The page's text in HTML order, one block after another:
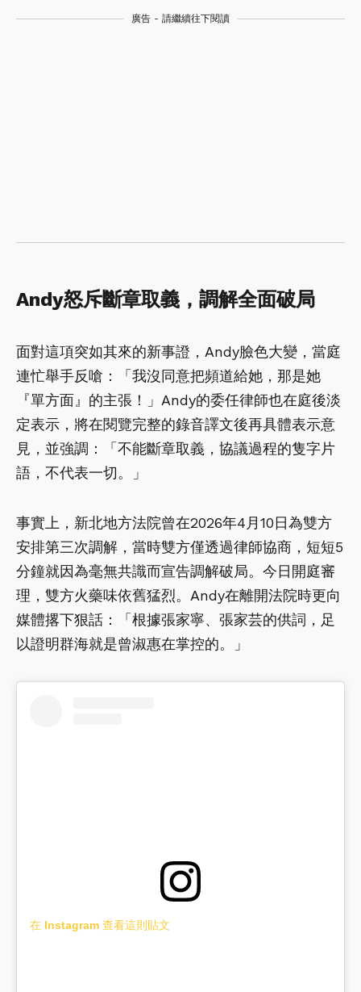
廣告 - 請繼續往下閱讀
Andy怒斥斷章取義，調解全面破局
面對這項突如其來的新事證，Andy臉色大變，當庭
連忙舉手反嗆：「我沒同意把頻道給她，那是她
『單方面』的主張！」Andy的委任律師也在庭後淡
定表示，將在閱覽完整的錄音譯文後再具體表示意
見，並強調：「不能斷章取義，協議過程的隻字片
語，不代表一切。」
事實上，新北地方法院曾在2026年4月10日為雙方
安排第三次調解，當時雙方僅透過律師協商，短短5
分鐘就因為毫無共識而宣告調解破局。今日開庭審
理，雙方火藥味依舊猛烈。Andy在離開法院時更向
媒體撂下狠話：「根據張家寧、張家芸的供詞，足
以證明群海就是曾淑惠在掌控的。」
在 Instagram 查看這則貼文